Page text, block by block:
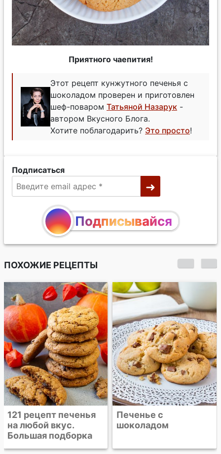
Приятного чаепития!
Этот рецепт кунжутного печенья с
шоколадом проверен и приготовлен
шеф-поваром Татьяной Назарук -
автором Вкусного Блога.
Хотите поблагодарить? Это просто!
Подписаться
Подписывайся
ПОХОЖИЕ РЕЦЕПТЫ
Печенье с
шоколадом
Кунжутно-
банановый кекс с
шоколадом